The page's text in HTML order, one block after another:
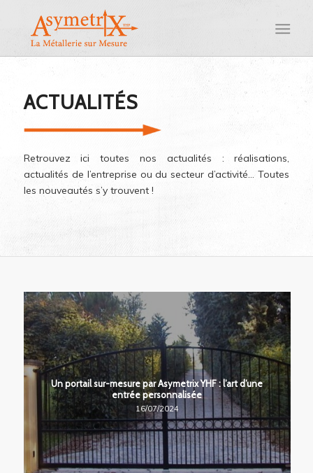
ACTUALITÉS
Retrouvez ici toutes nos actualités : réalisations,
actualités de l’entreprise ou du secteur d’activité… Toutes
les nouveautés s’y trouvent !
Un portail sur-mesure par Asymetrix YHF : l’art d’une
entrée personnalisée
16/07/2024